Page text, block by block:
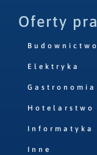
Oferty
Budownictwo
Elektryka
Gastronomia
Hotelarstwo
Informatyka
Inne